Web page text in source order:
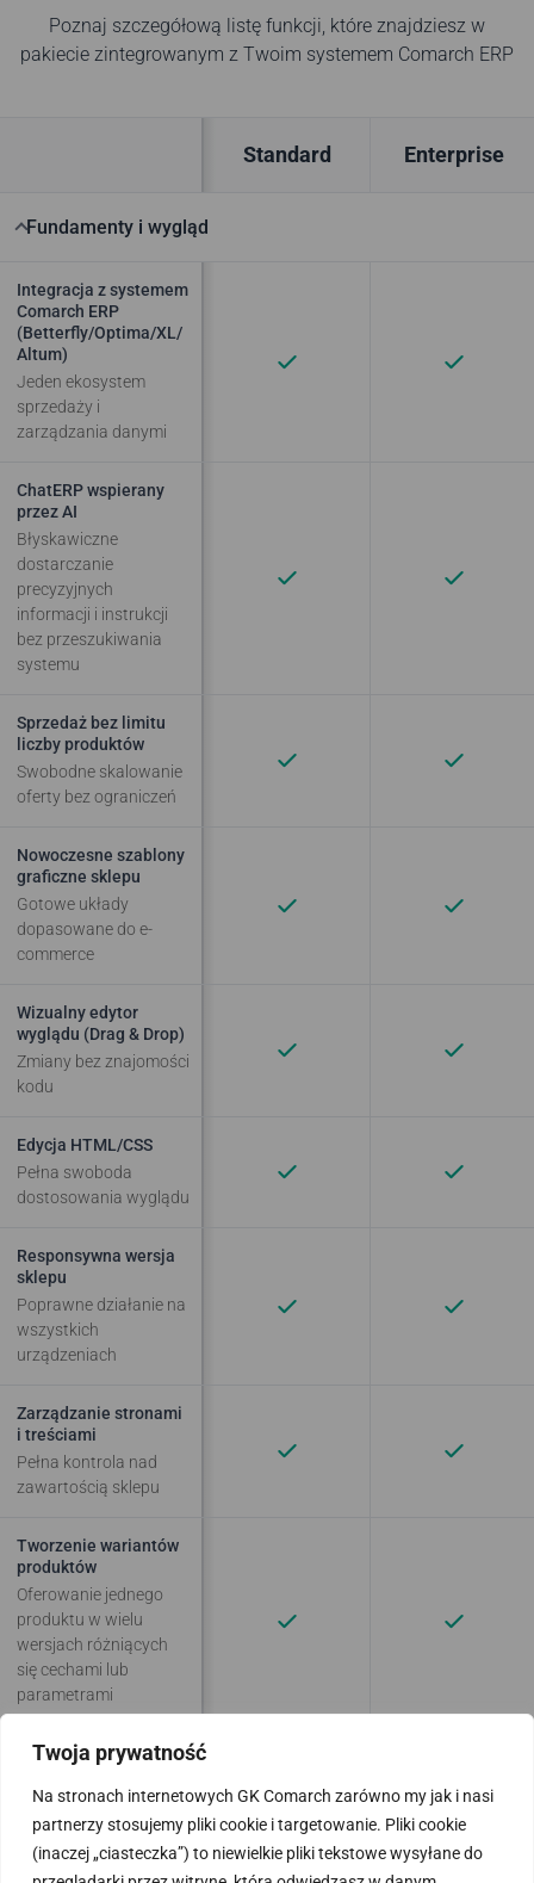
Twoja prywatność
Na stronach internetowych GK Comarch zarówno my jak i nasi
partnerzy stosujemy pliki cookie i targetowanie. Pliki cookie
(inaczej „ciasteczka”) to niewielkie pliki tekstowe wysyłane do
Poznaj szczegółową listę funkcji, które znajdziesz w
pakiecie zintegrowanym z Twoim systemem Comarch ERP
Standard Enterprise
Fundamenty i wygląd
Integracja z systemem
Comarch ERP
(Betterfly/Optima/XL/
Altum)
Jeden ekosystem
sprzedaży i
zarządzania danymi
ChatERP wspierany
przez AI
Błyskawiczne
dostarczanie
precyzyjnych
informacji i instrukcji
bez przeszukiwania
systemu
Sprzedaż bez limitu
liczby produktów
Swobodne skalowanie
oferty bez ograniczeń
Nowoczesne szablony
graficzne sklepu
Gotowe układy
dopasowane do e-
commerce
Wizualny edytor
wyglądu (Drag & Drop)
Zmiany bez znajomości
kodu
Edycja HTML/CSS
Pełna swoboda
dostosowania wyglądu
Responsywna wersja
sklepu
Poprawne działanie na
wszystkich
urządzeniach
Zarządzanie stronami
i treściami
Pełna kontrola nad
zawartością sklepu
Tworzenie wariantów
produktów
Oferowanie jednego
produktu w wielu
wersjach różniących
się cechami lub
parametrami
Generowanie opisów
Automatyczne
tworzenie unikalnych
opisów produktów i
kategorii w różnych